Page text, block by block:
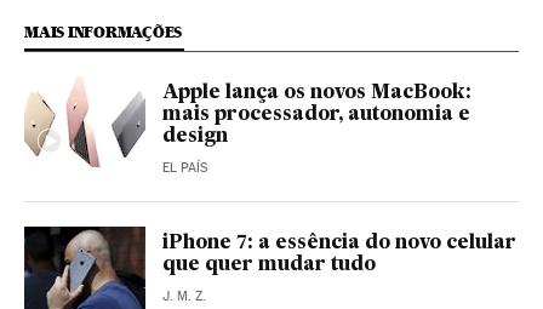
MAIS INFORMAÇÕES
Apple lança os novos MacBook:
mais processador, autonomia e
design
EL PAÍS
iPhone 7: a essência do novo celular
que quer mudar tudo
J. M. Z.